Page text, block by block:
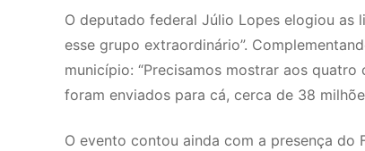
O deputado federal Júlio Lopes elogiou as
esse grupo extraordinário”.
município: “Precisamos mostrar aos
foram enviados para cá, cerca de 38
O evento contou ainda com a presença do